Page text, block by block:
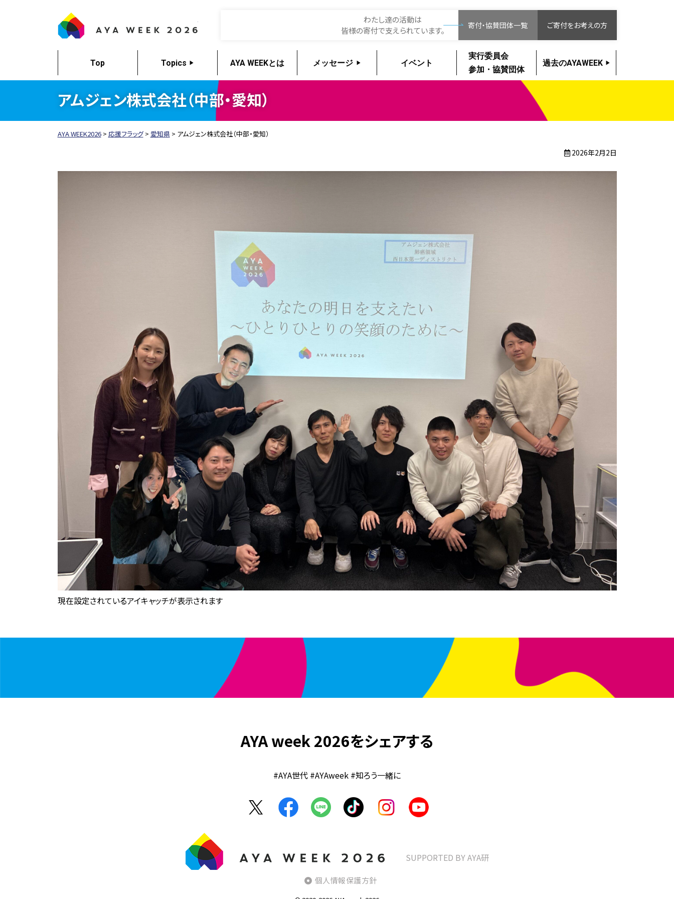
わたし達の活動は
皆様の寄付で支えられています。
寄付・協賛団体一覧 ご寄付をお考えの方
Top Topics AYA WEEKとは メッセージ イベント
実行委員会
参加・協賛団体
過去のAYAWEEK
アムジェン株式会社（中部・愛知）
AYA WEEK2026> 応援フラッグ> 愛知県> アムジェン株式会社（中部・愛知）
2026年2月2日
現在設定されているアイキャッチが表示されます
AYA week 2026をシェアする
#AYA世代 #AYAweek #知ろう一緒に
SUPPORTED BY AYA研
個人情報保護方針